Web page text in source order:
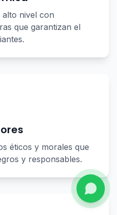
alto nivel con
que garantizan el
éticos y morales que
y responsables.